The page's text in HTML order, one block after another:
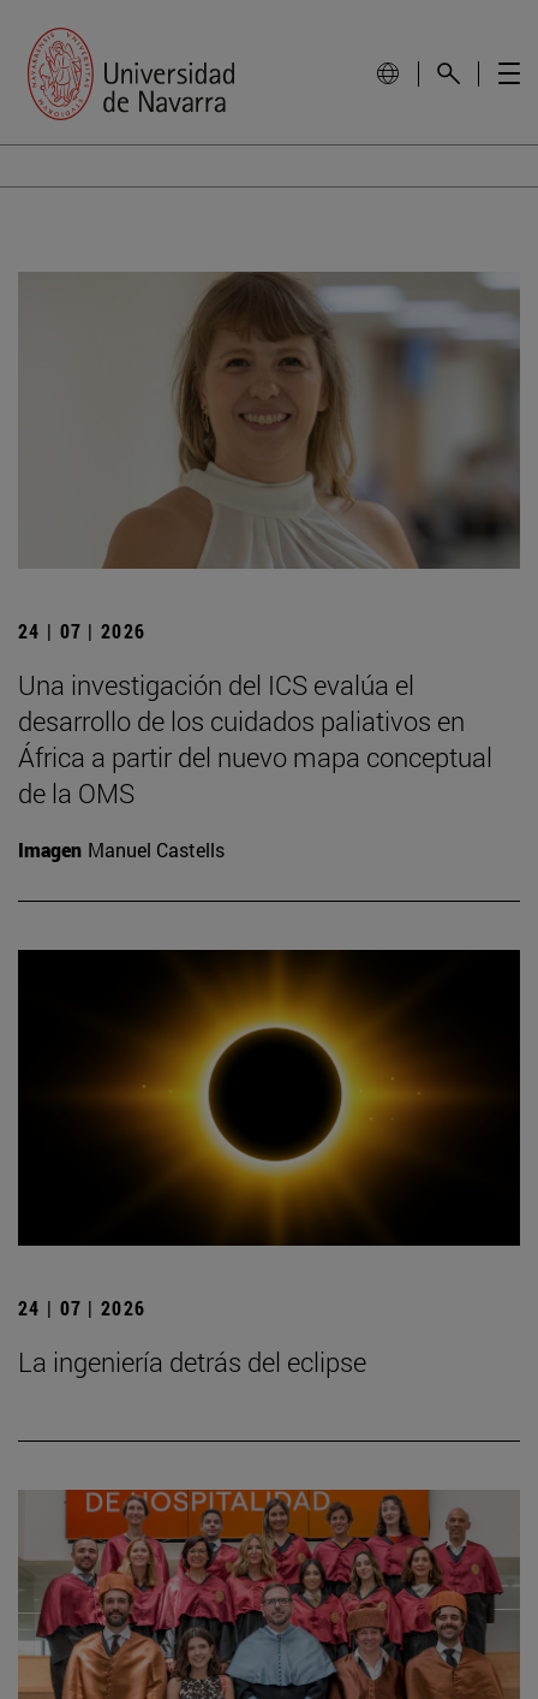
24 | 07 | 2026
Una investigación del ICS evalúa el
desarrollo de los cuidados paliativos en
África a partir del nuevo mapa conceptual
de la OMS
Imagen Manuel Castells
24 | 07 | 2026
La ingeniería detrás del eclipse